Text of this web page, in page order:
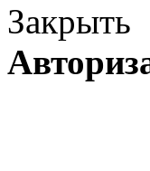
Закрыть